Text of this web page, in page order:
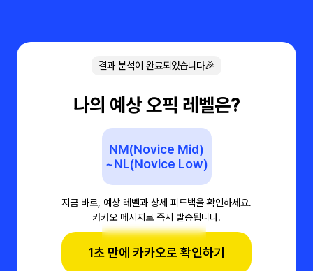
결과 분석이 완료되었습니다🎉
나의 예상 오픽 레벨은?
NM(Novice Mid)
~NL(Novice Low)
지금 바로, 예상 레벨과 상세 피드백을 확인하세요.
카카오 메시지로 즉시 발송됩니다.
1초 만에 카카오로 확인하기